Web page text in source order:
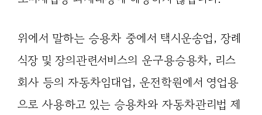
위에서 말하는 승용차 중에서 택시운송업, 장례
식장 및 장의관련서비스의 운구용승용차, 리스
회사 등의 자동차임대업, 운전학원에서 영업용
으로 사용하고 있는 승용차와 자동차관리법 제